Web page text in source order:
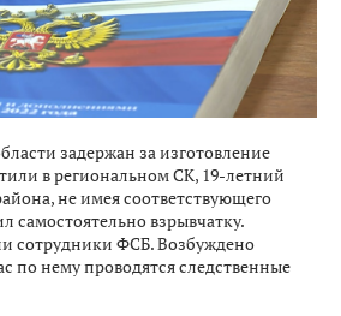
задержан за изготовление
в региональном СК, 19-летний
не имея соответствующего
самостоятельно взрывчатку.
сотрудники ФСБ. Возбуждено
по нему проводятся следственные